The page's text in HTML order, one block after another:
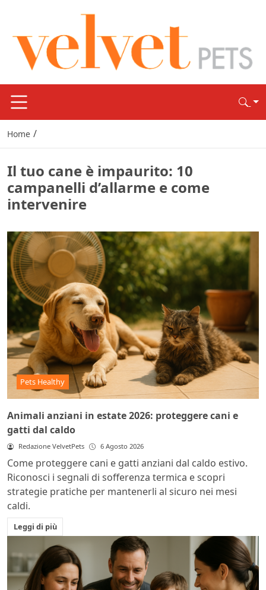
Home /
Il tuo cane è impaurito: 10
campanelli d’allarme e come
intervenire
Pets Healthy
Animali anziani in estate 2026: proteggere cani e
gatti dal caldo
Redazione VelvetPets 6 Agosto 2026
Come proteggere cani e gatti anziani dal caldo estivo.
Riconosci i segnali di sofferenza termica e scopri
strategie pratiche per mantenerli al sicuro nei mesi
caldi.
Leggi di più